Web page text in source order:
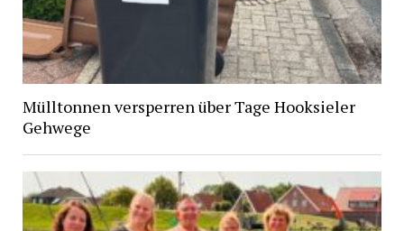
Mülltonnen versperren über Tage Hooksieler
Gehwege